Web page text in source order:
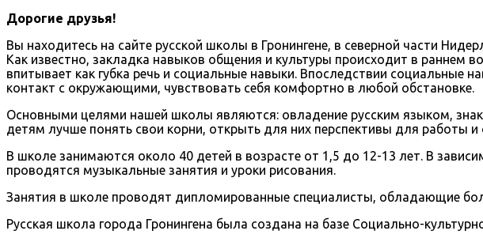
Дорогие друзья!
Вы находитесь на сайте русской школы в Гронингене, в северной части
Как известно, закладка навыков общения и культуры происходит в раннем
впитывает как губка речь и социальные навыки. Впоследствии
контакт с окружающими, чувствовать себя комфортно в любой обстановке.
Основными целями нашей школы являются: овладение русским языком,
детям лучше понять свои корни, открыть для них перспективы для работы и
В школе занимаются около 40 детей в возрасте от 1,5 до 12-13 лет. В
проводятся музыкальные занятия и уроки рисования.
Занятия в школе проводят дипломированные специалисты, обладающие
Русская школа города Гронингена была создана на базе Социально-